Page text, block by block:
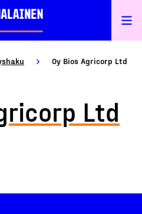
Oy Bios Agricorp Ltd
Ltd